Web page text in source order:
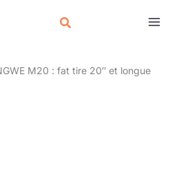
M20 : fat tire 20″ et longue